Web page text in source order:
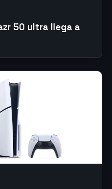
50 ultra llega a